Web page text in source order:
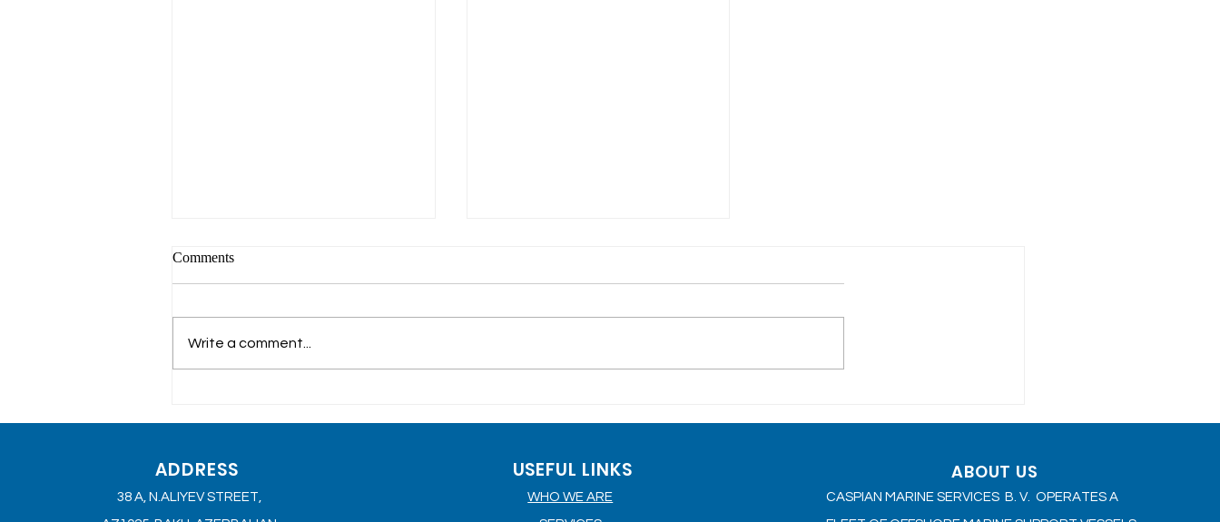
Comments
Write a comment...
ADDRESS
38 A, N.ALIYEV STREET,
USEFUL LINKS
WHO WE ARE
ABOUT US
CASPIAN MARINE SERVICES B. V. OPERATES A